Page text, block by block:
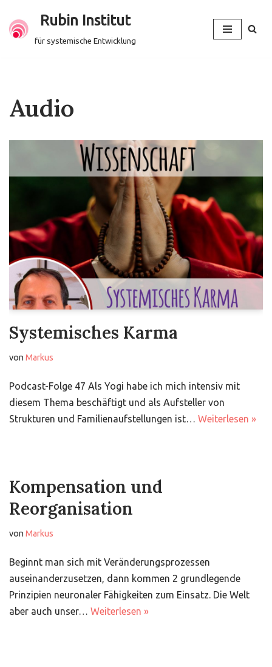
Zum
Rubin Institut
für systemische Entwicklung
Audio
Systemisches Karma
von Markus
Podcast-Folge 47 Als Yogi habe ich mich intensiv mit
diesem Thema beschäftigt und als Aufsteller von
Strukturen und Familienaufstellungen ist… Weiterlesen »
Kompensation und
Reorganisation
von Markus
Beginnt man sich mit Veränderungsprozessen
auseinanderzusetzen, dann kommen 2 grundlegende
Prinzipien neuronaler Fähigkeiten zum Einsatz. Die Welt
aber auch unser… Weiterlesen »